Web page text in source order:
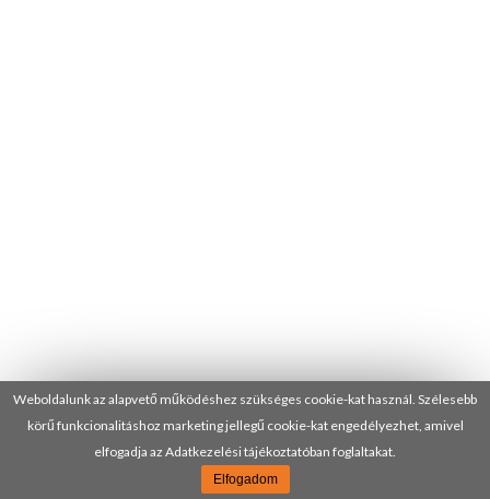
Weboldalunk az alapvető működéshez szükséges cookie-kat használ. Szélesebb
körű funkcionalitáshoz marketing jellegű cookie-kat engedélyezhet, amivel
elfogadja az Adatkezelési tájékoztatóban foglaltakat.
Elfogadom